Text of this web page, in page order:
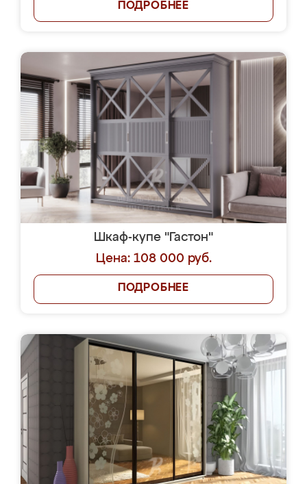
ПОДРОБНЕЕ
Шкаф-купе "Гастон"
Цена: 108 000 руб.
ПОДРОБНЕЕ